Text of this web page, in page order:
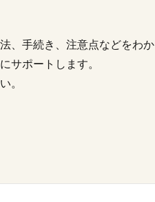
、手続き、注意点などをわか
サポートします。
。